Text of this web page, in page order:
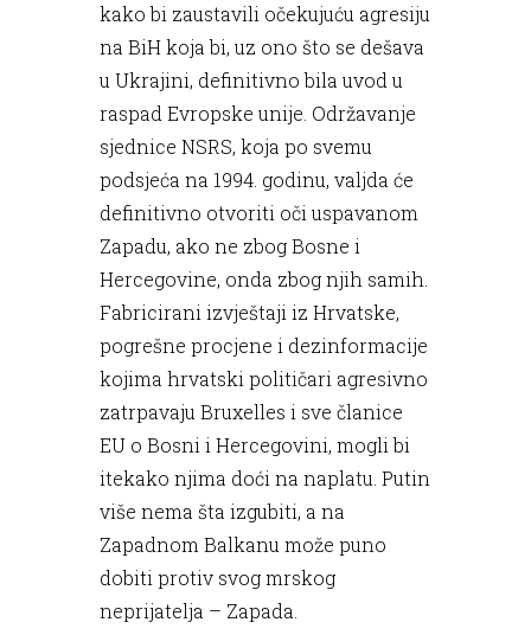
kako bi zaustavili očekujuću agresiju
na BiH koja bi, uz ono što se dešava
u Ukrajini, definitivno bila uvod u
raspad Evropske unije. Održavanje
sjednice NSRS, koja po svemu
podsjeća na 1994. godinu, valjda će
definitivno otvoriti oči uspavanom
Zapadu, ako ne zbog Bosne i
Hercegovine, onda zbog njih samih.
Fabricirani izvještaji iz Hrvatske,
pogrešne procjene i dezinformacije
kojima hrvatski političari agresivno
zatrpavaju Bruxelles i sve članice
EU o Bosni i Hercegovini, mogli bi
itekako njima doći na naplatu. Putin
više nema šta izgubiti, a na
Zapadnom Balkanu može puno
dobiti protiv svog mrskog
neprijatelja – Zapada.